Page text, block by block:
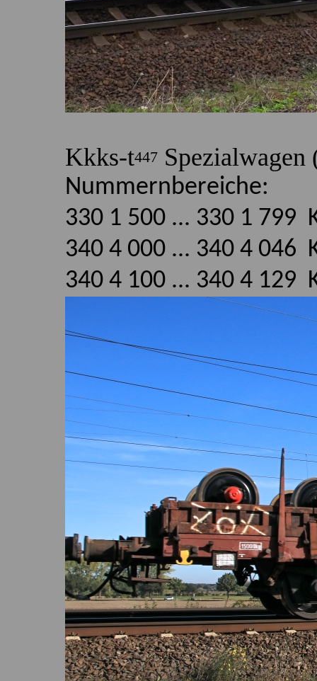
Kkks-t447
Nummernbereiche:
330 1 500 ... 330 1 799
340 4 000 ... 340 4 046
340 4 100 ... 340 4 129